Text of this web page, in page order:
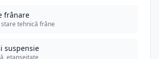
frânare
tehnică frâne
suspensie
etanșeitate